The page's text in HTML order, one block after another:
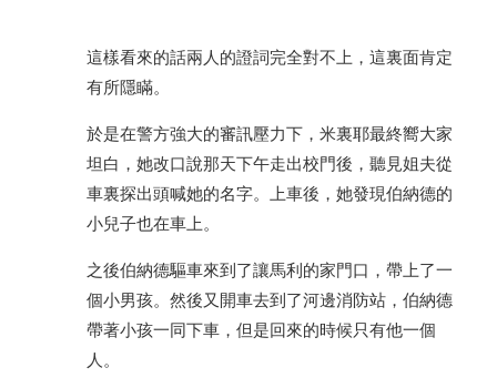
這樣看來的話兩人的證詞完全對不上，這裏面肯定
有所隱瞞。
於是在警方強大的審訊壓力下，米裏耶最終嚮大家
坦白，她改口說那天下午走出校門後，聽見姐夫從
車裏探出頭喊她的名字。上車後，她發現伯納德的
小兒子也在車上。
之後伯納德驅車來到了讓馬利的家門口，帶上了一
個小男孩。然後又開車去到了河邊消防站，伯納德
帶著小孩一同下車，但是回來的時候只有他一個
人。